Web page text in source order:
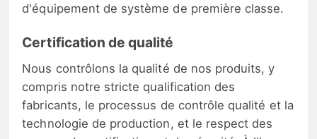
d'équipement de système de première classe.
Certification de qualité
Nous contrôlons la qualité de nos produits, y
compris notre stricte qualification des
fabricants, le processus de contrôle qualité et la
technologie de production, et le respect des